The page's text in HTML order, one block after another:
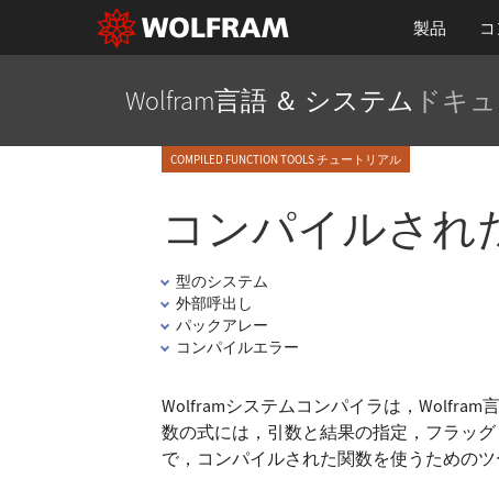
製品
Wolfram言語 ＆ システム ドキ
COMPILED FUNCTION TOOLS チュートリアル
コンパイルされ
型のシステム
外部呼出し
パックアレー
コンパイルエラー
Wolframシステムコンパイラは，Wolfram
数の式には，引数と結果の指定，フラッ
で，コンパイルされた関数を使うための